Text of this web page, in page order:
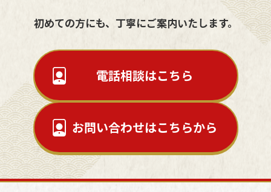
初めての方にも、丁寧にご案内いたします。
電話相談はこちら
お問い合わせはこちらから